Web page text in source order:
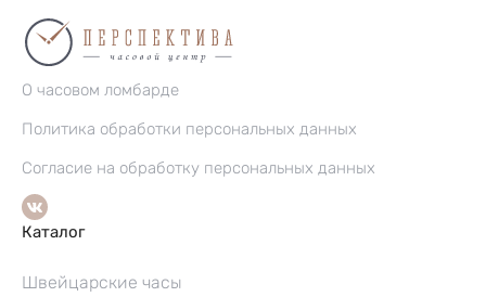
О часовом ломбарде
Политика обработки персональных данных
Согласие на обработку персональных данных
Каталог
Швейцарские часы